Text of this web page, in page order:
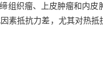
织瘤、上皮肿瘤和内
素抵抗力差，尤其对热